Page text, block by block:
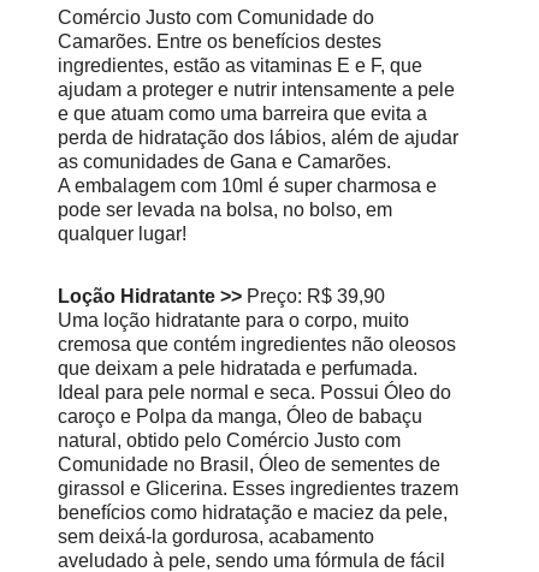
Comércio Justo com Comunidade do
Camarões. Entre os benefícios destes
ingredientes, estão as vitaminas E e F, que
ajudam a proteger e nutrir intensamente a pele
e que atuam como uma barreira que evita a
perda de hidratação dos lábios, além de ajudar
as comunidades de Gana e Camarões.
A embalagem com 10ml é super charmosa e
pode ser levada na bolsa, no bolso, em
qualquer lugar!
Loção Hidratante >>Preço: R$ 39,90
Uma loção hidratante para o corpo, muito
cremosa que contém ingredientes não oleosos
que deixam a pele hidratada e perfumada.
Ideal para pele normal e seca. Possui Óleo do
caroço e Polpa da manga, Óleo de babaçu
natural, obtido pelo Comércio Justo com
Comunidade no Brasil, Óleo de sementes de
girassol e Glicerina. Esses ingredientes trazem
benefícios como hidratação e maciez da pele,
sem deixá-la gordurosa, acabamento
aveludado à pele, sendo uma fórmula de fácil